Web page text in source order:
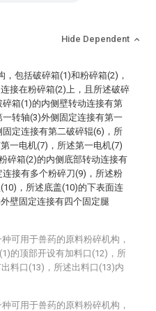
Hide Dependent
，包括破碎箱(1)和粉碎箱(2)，
接在粉碎箱(2)上，且所述破碎
箱(1)的内侧壁转动连接有第
转轴(3)外侧固定连接有第一
定连接有第二破碎辊(6)，所
一电机(7)，所述第一电机(7)
碎箱(2)的内侧底部转动连接有
接有多个粉碎刀(9)，所述粉
，所述底盖(10)的下表面连
壁固定连接有四个固定腿
可用于兽药的原料粉碎机构，
的顶部开设有加料口(12)，所
料口(13)，所述出料口(13)内
可用于兽药的原料粉碎机构，